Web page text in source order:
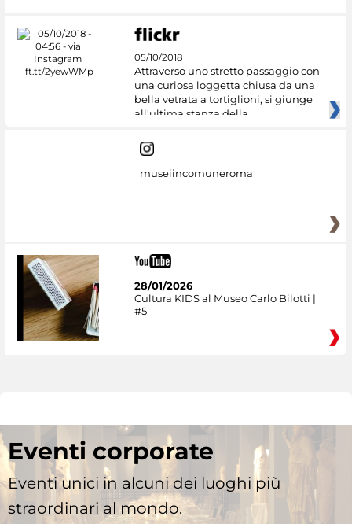
05/10/2018
Attraverso uno stretto passaggio con
una curiosa loggetta chiusa da una
bella vetrata a tortiglioni, si giunge
all'ultima stanza della
museiincomuneroma
28/01/2026
Cultura KIDS al Museo Carlo Bilotti |
#5
Eventi corporate
Eventi unici in alcuni dei luoghi più
straordinari al mondo.